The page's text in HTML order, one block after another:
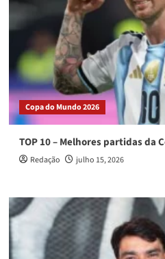
Copa do Mundo 2026
TOP 10 – Melhores partidas da
Redação julho 15, 2026